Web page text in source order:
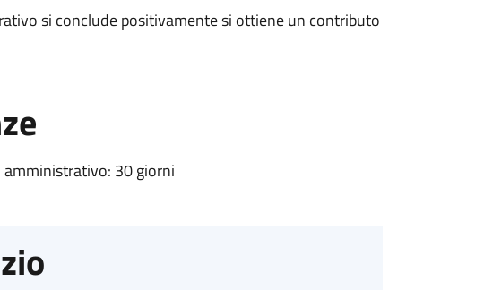
si conclude positivamente si ottiene un contributo
30 giorni